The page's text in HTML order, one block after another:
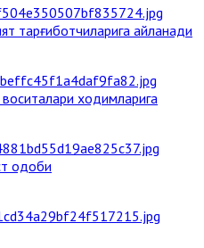
тарғиботчиларига айланади
ходимларига
одоби